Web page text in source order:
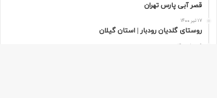
قصر آبی پارس تهران
17 تیر 1400
روستای گلدیان رودبار | استان گیلان
9 مرداد 1400